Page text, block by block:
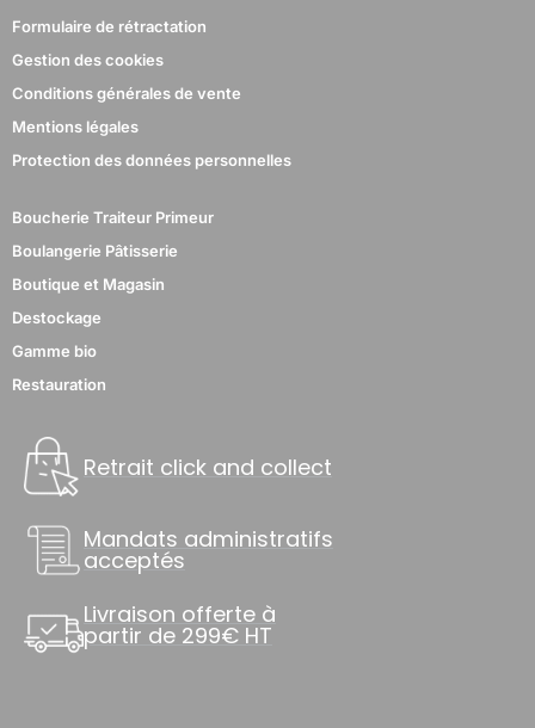
Formulaire de rétractation
Gestion des cookies
Conditions générales de vente
Mentions légales
Protection des données personnelles
Boucherie Traiteur Primeur
Boulangerie Pâtisserie
Boutique et Magasin
Destockage
Gamme bio
Restauration
Retrait click and collect
Mandats administratifs
acceptés
Livraison offerte à
partir de 299€ HT